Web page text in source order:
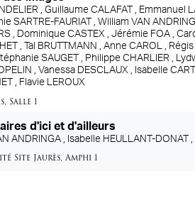
,Guillaume CALAFAT , Emmanuel
SARTRE-FAURIAT ,William VAN
, Dominique CASTEX ,Jérémie FOA ,
,
Tal BRUTTMANN ,Anne CAROL ,
SAUGET , Philippe CHARLIER ,
,Vanessa DESCLAUX , Isabelle
, Flavie LEROUX
, Salle 1
d'ici et d'ailleurs
ANDRINGA , Isabelle HEULLANT-DONAT ,
Site Jaurès,Amphi 1